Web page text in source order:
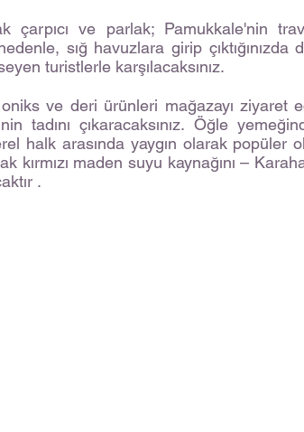
çarpıcı ve parlak; Pamukkale'nin
sığ havuzlara girip çıktığınızda
turistlerle karşılacaksınız.
ve deri ürünleri mağazayı ziyaret
tadını çıkaracaksınız. Öğle
halk arasında yaygın olarak popüler
kırmızı maden suyu kaynağını –
.